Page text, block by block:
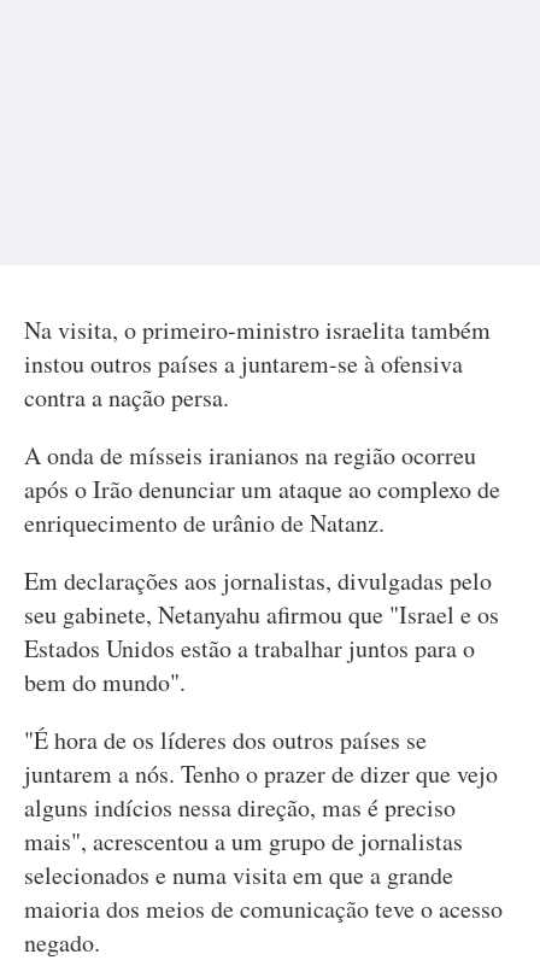
Na visita, o primeiro-ministro israelita também
instou outros países a juntarem-se à ofensiva
contra a nação persa.
A onda de mísseis iranianos na região ocorreu
após o Irão denunciar um ataque ao complexo de
enriquecimento de urânio de Natanz.
Em declarações aos jornalistas, divulgadas pelo
seu gabinete, Netanyahu afirmou que "Israel e os
Estados Unidos estão a trabalhar juntos para o
bem do mundo".
"É hora de os líderes dos outros países se
juntarem a nós. Tenho o prazer de dizer que vejo
alguns indícios nessa direção, mas é preciso
mais", acrescentou a um grupo de jornalistas
selecionados e numa visita em que a grande
maioria dos meios de comunicação teve o acesso
negado.